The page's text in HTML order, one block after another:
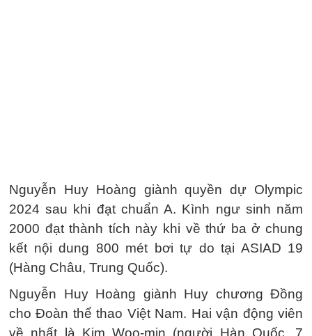
Nguyễn Huy Hoàng giành quyền dự Olympic
2024 sau khi đạt chuẩn A. Kình ngư sinh năm
2000 đạt thành tích này khi về thứ ba ở chung
kết nội dung 800 mét bơi tự do tại ASIAD 19
(Hàng Châu, Trung Quốc).
Nguyễn Huy Hoàng giành Huy chương Đồng
cho Đoàn thể thao Việt Nam. Hai vận động viên
về nhất là Kim Woo-min (người Hàn Quốc, 7